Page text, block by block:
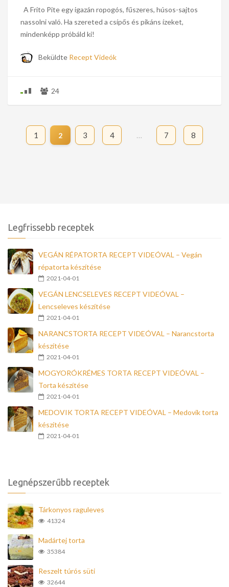
A Frito Pite egy igazán ropogós, fűszeres, húsos-sajtos
nassolni való. Ha szereted a csípős és pikáns ízeket,
mindenképp próbáld ki!
Beküldte Recept Videók
24
1 2 3 4 … 7 8
Legfrissebb receptek
VEGÁN RÉPATORTA RECEPT VIDEÓVAL – Vegán
répatorta készítése
2021-04-01
VEGÁN LENCSELEVES RECEPT VIDEÓVAL –
Lencseleves készítése
2021-04-01
NARANCSTORTA RECEPT VIDEÓVAL – Narancstorta
készítése
2021-04-01
MOGYORÓKRÉMES TORTA RECEPT VIDEÓVAL –
Torta készítése
2021-04-01
MEDOVIK TORTA RECEPT VIDEÓVAL – Medovik torta
készítése
2021-04-01
Legnépszerűbb receptek
Tárkonyos raguleves
41324
Madártej torta
35384
Reszelt túrós süti
32644